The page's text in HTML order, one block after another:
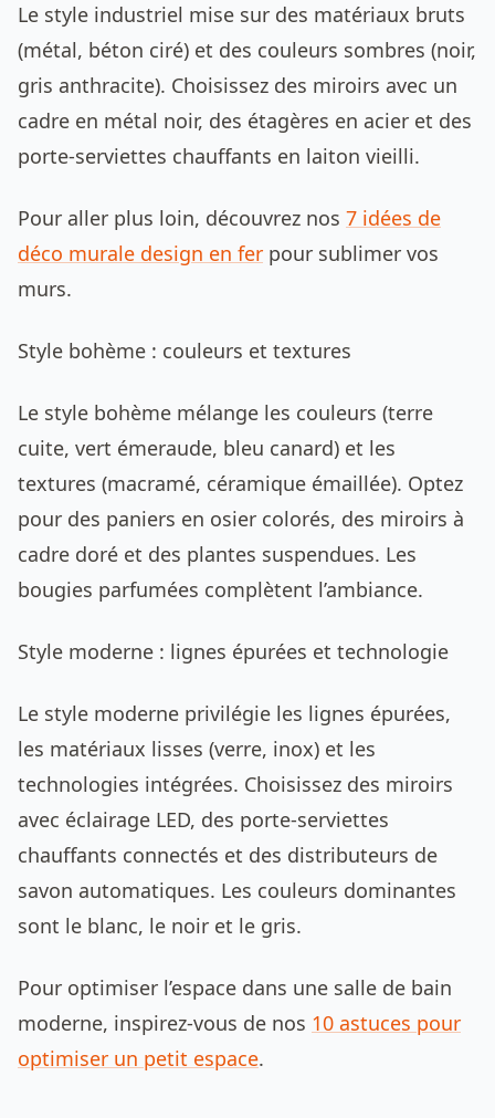
Le style industriel mise sur des matériaux bruts
(métal, béton ciré) et des couleurs sombres (noir,
gris anthracite). Choisissez des miroirs avec un
cadre en métal noir, des étagères en acier et des
porte-serviettes chauffants en laiton vieilli.
Pour aller plus loin, découvrez nos 7 idées de
déco murale design en fer pour sublimer vos
murs.
Style bohème : couleurs et textures
Le style bohème mélange les couleurs (terre
cuite, vert émeraude, bleu canard) et les
textures (macramé, céramique émaillée). Optez
pour des paniers en osier colorés, des miroirs à
cadre doré et des plantes suspendues. Les
bougies parfumées complètent l’ambiance.
Style moderne : lignes épurées et technologie
Le style moderne privilégie les lignes épurées,
les matériaux lisses (verre, inox) et les
technologies intégrées. Choisissez des miroirs
avec éclairage LED, des porte-serviettes
chauffants connectés et des distributeurs de
savon automatiques. Les couleurs dominantes
sont le blanc, le noir et le gris.
Pour optimiser l’espace dans une salle de bain
moderne, inspirez-vous de nos 10 astuces pour
optimiser un petit espace.